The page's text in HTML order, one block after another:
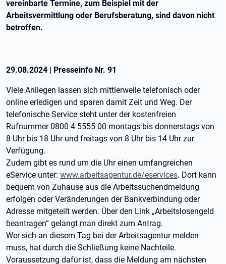
vereinbarte Termine, zum Beispiel mit der
Arbeitsvermittlung oder Berufsberatung, sind davon nicht
betroffen.
29.08.2024 | Presseinfo Nr. 91
Viele Anliegen lassen sich mittlerweile telefonisch oder
online erledigen und sparen damit Zeit und Weg. Der
telefonische Service steht unter der kostenfreien
Rufnummer 0800 4 5555 00 montags bis donnerstags von
8 Uhr bis 18 Uhr und freitags von 8 Uhr bis 14 Uhr zur
Verfügung.
Zudem gibt es rund um die Uhr einen umfangreichen
eService unter: www.arbeitsagentur.de/eservices. Dort kann
bequem von Zuhause aus die Arbeitssuchendmeldung
erfolgen oder Veränderungen der Bankverbindung oder
Adresse mitgeteilt werden. Über den Link „Arbeitslosengeld
beantragen“ gelangt man direkt zum Antrag.
Wer sich an diesem Tag bei der Arbeitsagentur melden
muss, hat durch die Schließung keine Nachteile.
Voraussetzung dafür ist, dass die Meldung am nächsten